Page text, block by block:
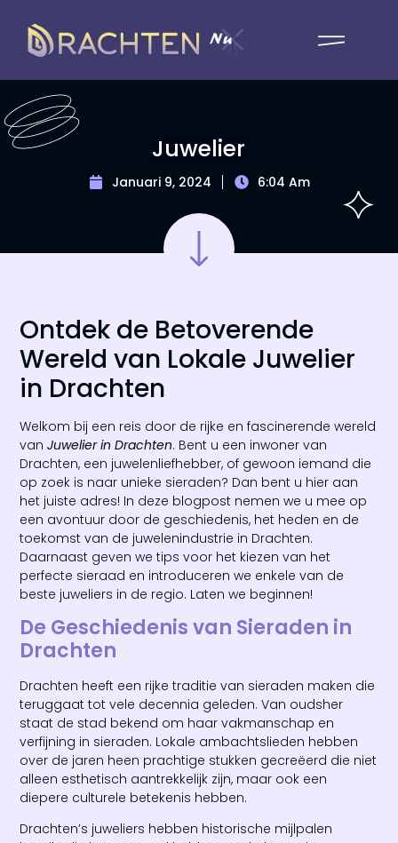
Juwelier
Januari 9, 2024 6:04 Am
Ontdek de Betoverende
Wereld van Lokale Juwelier
in Drachten
Welkom bij een reis door de rijke en fascinerende wereld
van Juwelier in Drachten. Bent u een inwoner van
Drachten, een juwelenliefhebber, of gewoon iemand die
op zoek is naar unieke sieraden? Dan bent u hier aan
het juiste adres! In deze blogpost nemen we u mee op
een avontuur door de geschiedenis, het heden en de
toekomst van de juwelenindustrie in Drachten.
Daarnaast geven we tips voor het kiezen van het
perfecte sieraad en introduceren we enkele van de
beste juweliers in de regio. Laten we beginnen!
De Geschiedenis van Sieraden in
Drachten
Drachten heeft een rijke traditie van sieraden maken die
teruggaat tot vele decennia geleden. Van oudsher
staat de stad bekend om haar vakmanschap en
verfijning in sieraden. Lokale ambachtslieden hebben
over de jaren heen prachtige stukken gecreëerd die niet
alleen esthetisch aantrekkelijk zijn, maar ook een
diepere culturele betekenis hebben.
Drachten’s juweliers hebben historische mijlpalen